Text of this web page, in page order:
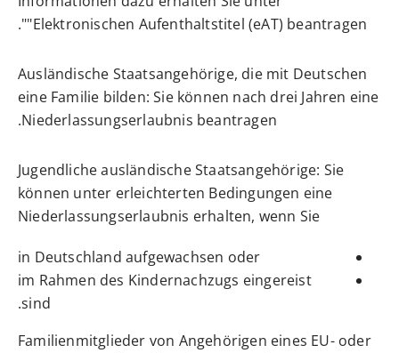
"Elektronischen Aufenthaltstitel (eAT) beantragen
".
Ausländische Staatsangehörige, die mit Deutschen
eine Familie bilden: Sie können nach drei Jahren eine
Niederlassungserlaubnis beantragen.
Jugendliche ausländische Staatsangehörige: Sie
können unter erleichterten Bedingungen eine
Niederlassungserlaubnis erhalten, wenn Sie
in Deutschland aufgewachsen oder
im Rahmen des Kindernachzugs eingereist
sind.
Familienmitglieder von Angehörigen eines EU- oder